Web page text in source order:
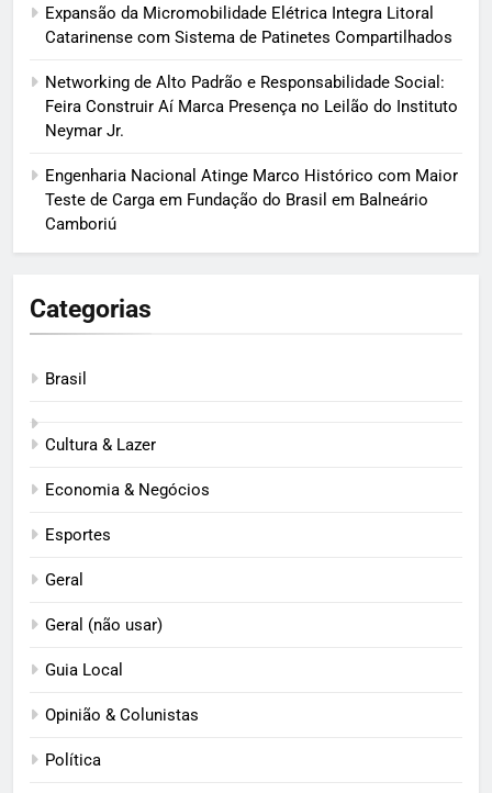
Expansão da Micromobilidade Elétrica Integra Litoral
Catarinense com Sistema de Patinetes Compartilhados
Networking de Alto Padrão e Responsabilidade Social:
Feira Construir Aí Marca Presença no Leilão do Instituto
Neymar Jr.
Engenharia Nacional Atinge Marco Histórico com Maior
Teste de Carga em Fundação do Brasil em Balneário
Camboriú
Categorias
Brasil
Cultura & Lazer
Economia & Negócios
Esportes
Geral
Geral (não usar)
Guia Local
Opinião & Colunistas
Política